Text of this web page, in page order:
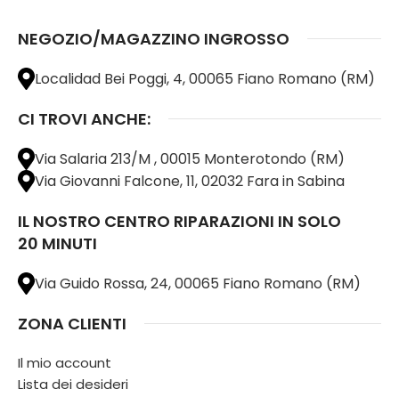
NEGOZIO/MAGAZZINO INGROSSO
Localidad Bei Poggi, 4, 00065 Fiano Romano (RM)
CI TROVI ANCHE:
Via Salaria 213/M , 00015 Monterotondo (RM)
Via Giovanni Falcone, 11, 02032 Fara in Sabina
IL NOSTRO CENTRO RIPARAZIONI IN SOLO
20 MINUTI
Via Guido Rossa, 24, 00065 Fiano Romano (RM)
ZONA CLIENTI
Il mio account
Lista dei desideri